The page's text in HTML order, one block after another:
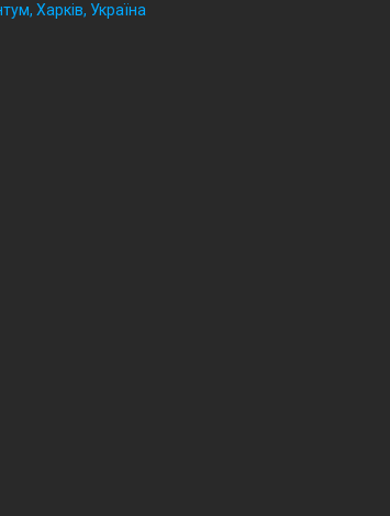
Харків, Україна